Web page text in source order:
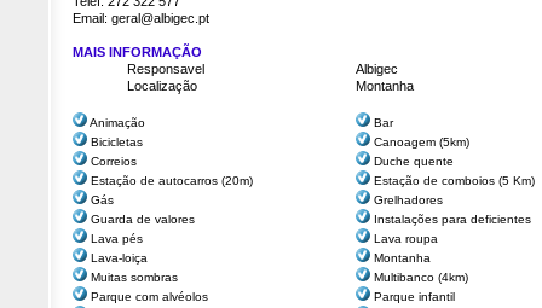
Email: geral@albigec.pt
MAIS INFORMAÇÃO
Responsavel
Albigec
Localização
Montanha
Animação
Bar
Bicicletas
Canoagem (5km)
Correios
Duche quente
Estação de autocarros (20m)
Estação de comboios (5 Km)
Gás
Grelhadores
Guarda de valores
Instalações para deficientes
Lava pés
Lava roupa
Lava-loiça
Montanha
Muitas sombras
Multibanco (4km)
Parque com alvéolos
Parque infantil